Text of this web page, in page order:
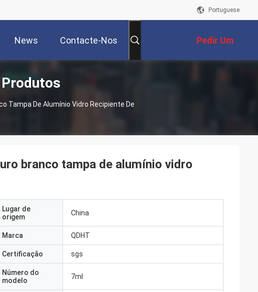
Portuguese
News Contacte-Nos Pedir Um
Orçamento
Tampa De Alumínio Vidro Recipiente De
branco tampa de alumínio vidro
Lugar de
origem
China
Marca QDHT
Certificação sgs
Número do
modelo
7ml